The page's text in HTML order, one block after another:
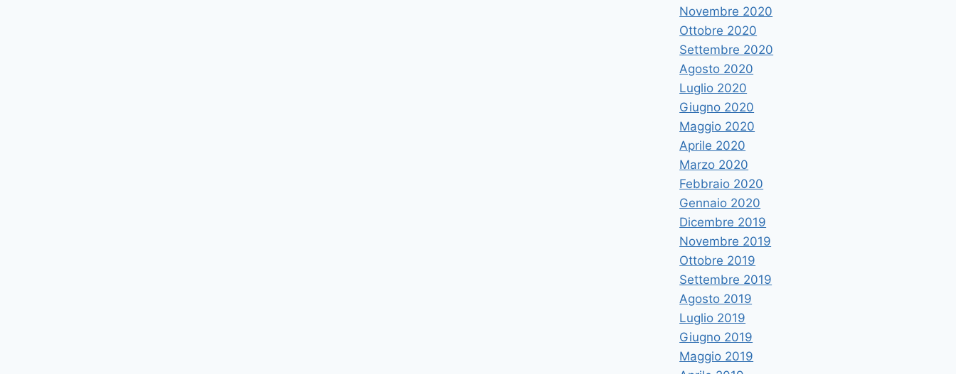
Novembre 2020
Ottobre 2020
Settembre 2020
Agosto 2020
Luglio 2020
Giugno 2020
Maggio 2020
Aprile 2020
Marzo 2020
Febbraio 2020
Gennaio 2020
Dicembre 2019
Novembre 2019
Ottobre 2019
Settembre 2019
Agosto 2019
Luglio 2019
Giugno 2019
Maggio 2019